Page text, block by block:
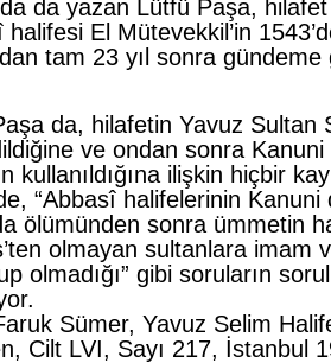
da yazan Lütfü Paşa, hilafet
halifesi El Mütevekkil’in
tam 23 yıl sonra
da, hilafetin Yavuz Sultan
ve ondan sonra Kanuni
kullanıldığına ilişkin hiçbir
“Abbasî halifelerinin Kanuni
ölümünden sonra ümmetin
olmayan sultanlara imam
olmadığı” gibi soruların
Sümer, Yavuz Selim
Cilt LVI, Sayı 217, İstanbul